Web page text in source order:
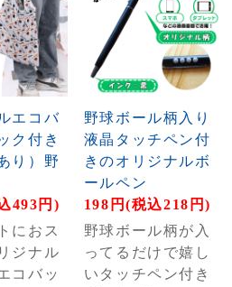
エコバ
ク付き
り）野
493円)
におス
ジナル
コバッ
野球ボール柄入り
液晶タッチペン付
きのオリジナルボ
ールペン
198円(税込218円)
野球ボール柄が入
ってるだけで嬉し
いタッチペン付き